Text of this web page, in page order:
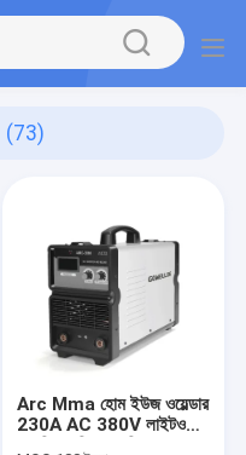
(73)
Arc Mma হোম ইউজ ওয়েল্ডার
230A AC 380V লাইটওয়েট